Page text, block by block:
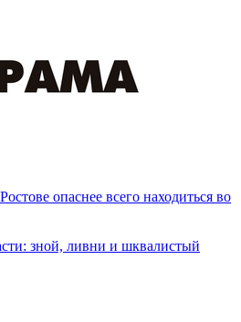
опаснее всего находиться во
зной, ливни и шквалистый